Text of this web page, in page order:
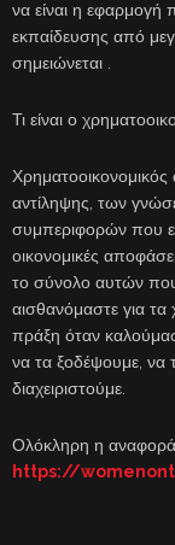
να είναι η εφαρμογή
εκπαίδευσης από
σημειώνεται .
Τι είναι ο
αντίληψης, των
συμπεριφορών που
οικονομικές
το σύνολο αυτών
αισθανόμαστε για
πράξη όταν
να τα ξοδέψουμε, να
διαχειριστούμε.
Ολόκληρη η αναφορά
https://